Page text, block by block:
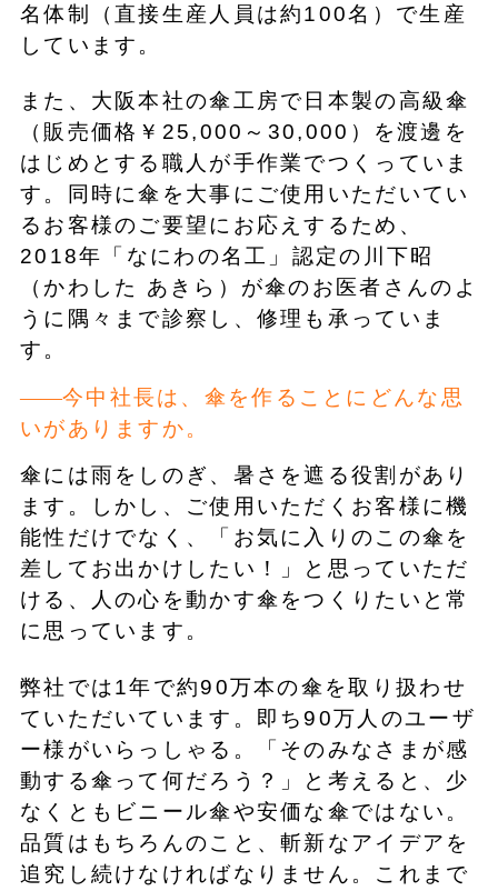
名体制（直接生産人員は約100名）で生産
しています。
また、大阪本社の傘工房で日本製の高級傘
（販売価格￥25,000～30,000）を渡邊を
はじめとする職人が手作業でつくっていま
す。同時に傘を大事にご使用いただいてい
るお客様のご要望にお応えするため、
2018年「なにわの名工」認定の川下昭
（かわした あきら）が傘のお医者さんのよ
うに隅々まで診察し、修理も承っていま
す。
今中社長は、傘を作ることにどんな思
いがありますか。
傘には雨をしのぎ、暑さを遮る役割があり
ます。しかし、ご使用いただくお客様に機
能性だけでなく、「お気に入りのこの傘を
差してお出かけしたい！」と思っていただ
ける、人の心を動かす傘をつくりたいと常
に思っています。
弊社では1年で約90万本の傘を取り扱わせ
ていただいています。即ち90万人のユーザ
ー様がいらっしゃる。「そのみなさまが感
動する傘って何だろう？」と考えると、少
なくともビニール傘や安価な傘ではない。
品質はもちろんのこと、斬新なアイデアを
追究し続けなければなりません。これまで